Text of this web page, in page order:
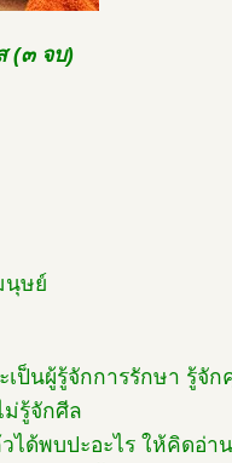
(๓ จบ)
นุษย์
ป็นผู้รู้จักการรักษา รู้จั
รู้จักศีล
ได้พบปะอะไร ให้คิดอ่า